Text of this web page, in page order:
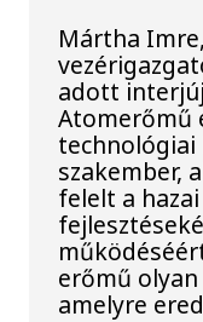
Mártha
adott
Atomerőmű
technológiai
szakember,
felelt a
erőmű
amelyre